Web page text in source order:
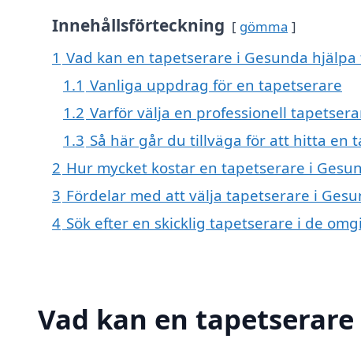
Innehållsförteckning gömma
1 Vad kan en tapetserare i Gesunda hjälpa
1.1 Vanliga uppdrag för en tapetserare
1.2 Varför välja en professionell
1.3 Så här går du tillväga för att hitta en
2 Hur mycket kostar en tapetserare i
3 Fördelar med att välja tapetserare i
4 Sök efter en skicklig tapetserare i de
Vad kan en